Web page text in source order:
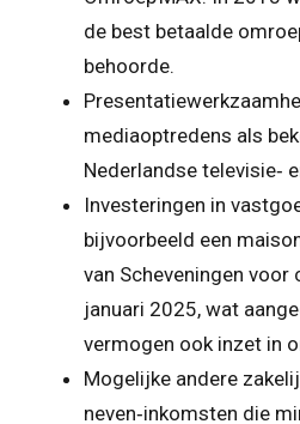
de best betaalde
behoorde.
mediaoptredens als
Nederlandse televisie‑
Investeringen in
bijvoorbeeld een
van Scheveningen voor
januari 2025, wat
vermogen ook inzet in
Mogelijke andere
neven‑inkomsten die